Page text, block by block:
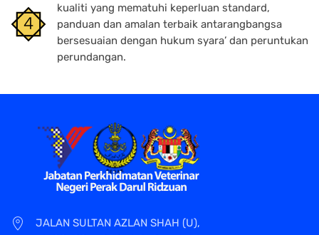
kualiti yang mematuhi keperluan standard,
panduan dan amalan terbaik antarangbangsa
bersesuaian dengan hukum syara’ dan peruntukan
perundangan.
JALAN SULTAN AZLAN SHAH (U),